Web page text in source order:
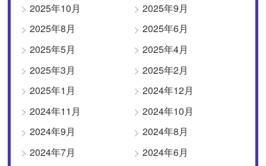
2025年10月
2025年9月
2025年8月
2025年6月
2025年5月
2025年4月
2025年3月
2025年2月
2025年1月
2024年12月
2024年11月
2024年10月
2024年9月
2024年8月
2024年7月
2024年6月